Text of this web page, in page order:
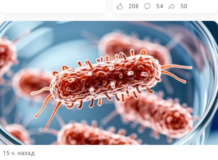
208
54 50
15 ч. назад